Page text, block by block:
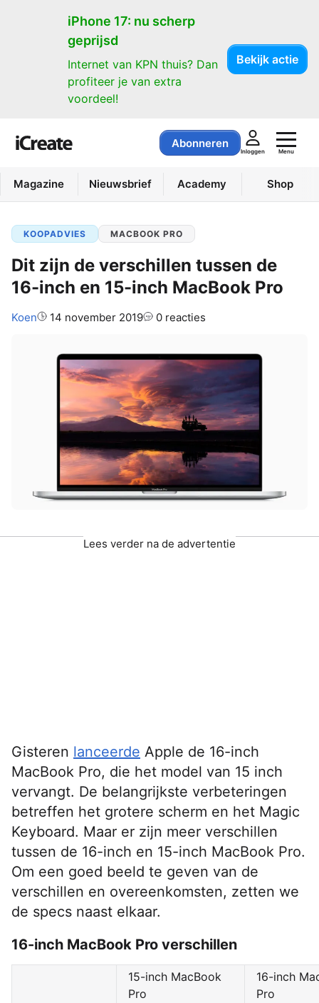
iPhone 17: nu scherp
geprijsd
Internet van KPN thuis? Dan
profiteer je van extra
voordeel!
Bekijk actie
Abonneren
Inloggen Menu
Magazine Nieuwsbrief Academy Shop
KOOPADVIES MACBOOK PRO
Dit zijn de verschillen tussen de
16-inch en 15-inch MacBook Pro
Auteur:
Koen 14 november 2019 0 reacties
Lees verder na de advertentie
Gisteren lanceerde Apple de 16-inch
MacBook Pro, die het model van 15 inch
vervangt. De belangrijkste verbeteringen
betreffen het grotere scherm en het Magic
Keyboard. Maar er zijn meer verschillen
tussen de 16-inch en 15-inch MacBook Pro.
Om een goed beeld te geven van de
verschillen en overeenkomsten, zetten we
de specs naast elkaar.
16-inch MacBook Pro verschillen
15-inch MacBook
Pro
16-inch
Pro